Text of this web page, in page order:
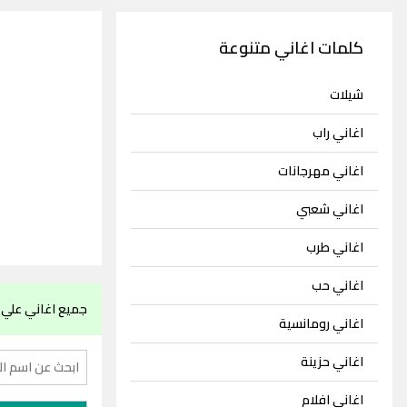
كلمات اغاني متنوعة
شيلات
اغاني راب
اغاني مهرجانات
اغاني شعبي
اغاني طرب
اغاني حب
اغاني رومانسية
اغاني حزينة
اغاني افلام
جميع اغاني علي